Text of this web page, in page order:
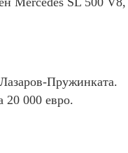
Пружинката.
20 000 евро.